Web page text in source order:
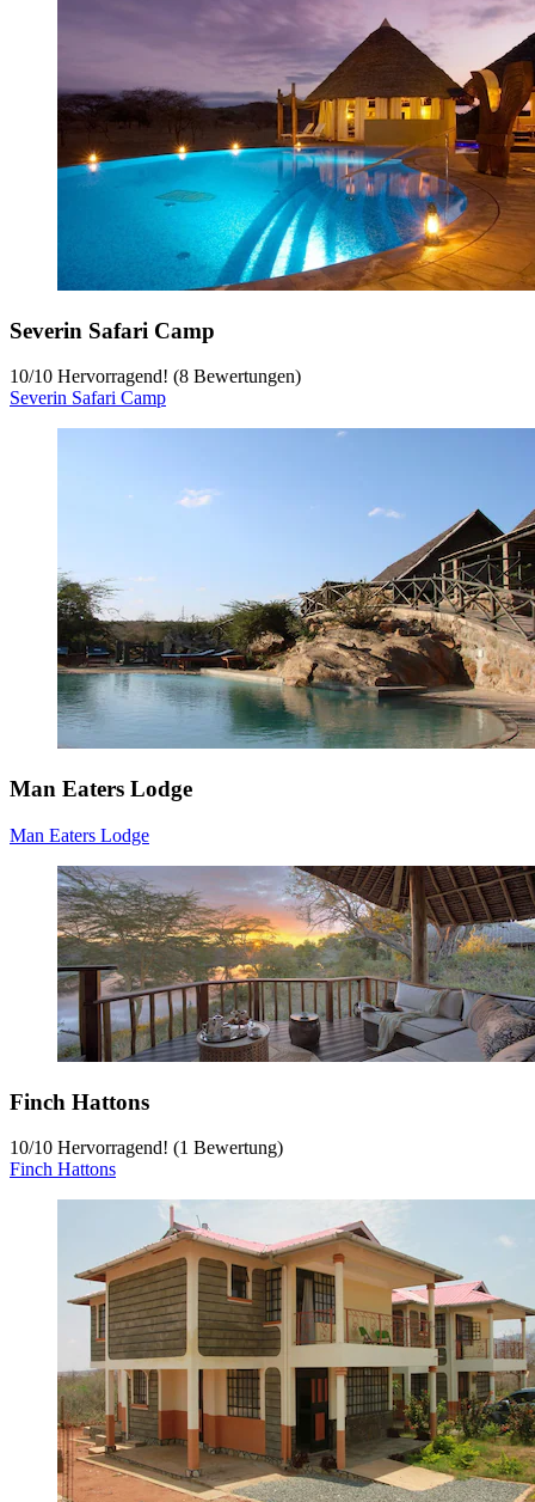
Severin Safari Camp
10/10 Hervorragend! (8 Bewertungen)
Severin Safari Camp
Man Eaters Lodge
Man Eaters Lodge
Finch Hattons
10/10 Hervorragend! (1 Bewertung)
Finch Hattons